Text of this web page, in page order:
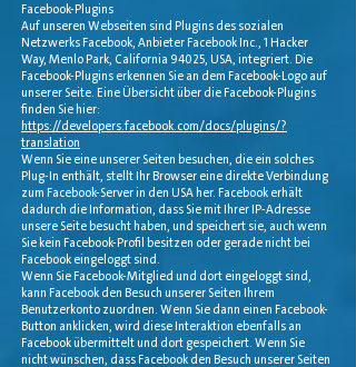
Facebook-Plugins
Auf unseren Webseiten sind Plugins des sozialen
Netzwerks Facebook, Anbieter Facebook Inc., 1 Hacker
Way, Menlo Park, California 94025, USA, integriert. Die
Facebook-Plugins erkennen Sie an dem Facebook-Logo auf
unserer Seite. Eine Übersicht über die Facebook-Plugins
finden Sie hier:
https://developers.facebook.com/docs/plugins/?
translation
Wenn Sie eine unserer Seiten besuchen, die ein solches
Plug-In enthält, stellt Ihr Browser eine direkte Verbindung
zum Facebook-Server in den USA her. Facebook erhält
dadurch die Information, dass Sie mit Ihrer IP-Adresse
unsere Seite besucht haben, und speichert sie, auch wenn
Sie kein Facebook-Profil besitzen oder gerade nicht bei
Facebook eingeloggt sind.
Wenn Sie Facebook-Mitglied und dort eingeloggt sind,
kann Facebook den Besuch unserer Seiten Ihrem
Benutzerkonto zuordnen. Wenn Sie dann einen Facebook-
Button anklicken, wird diese Interaktion ebenfalls an
Facebook übermittelt und dort gespeichert. Wenn Sie
nicht wünschen, dass Facebook den Besuch unserer Seiten